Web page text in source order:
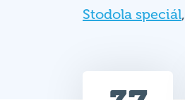
Stodola speciál,